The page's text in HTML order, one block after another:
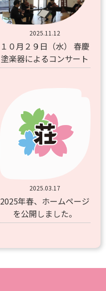
2025.11.12
１０月２９日（水） 春慶
塗楽器によるコンサート
2025.03.17
2025年春、ホームページ
を公開しました。